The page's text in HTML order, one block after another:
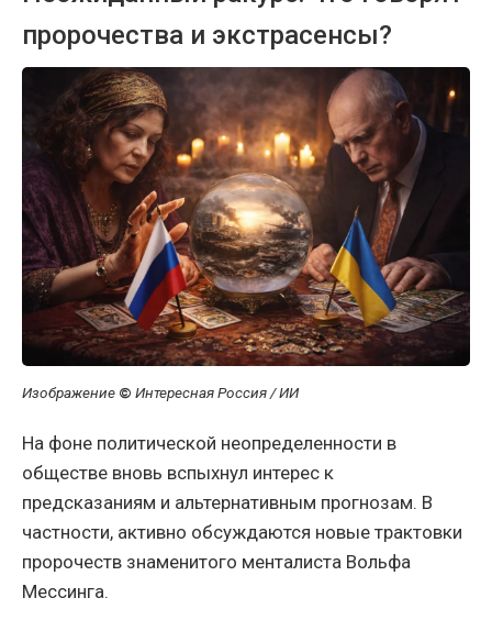
пророчества и экстрасенсы?
Изображение © Интересная Россия / ИИ
На фоне политической неопределенности в
обществе вновь вспыхнул интерес к
предсказаниям и альтернативным прогнозам. В
частности, активно обсуждаются новые трактовки
пророчеств знаменитого менталиста Вольфа
Мессинга.